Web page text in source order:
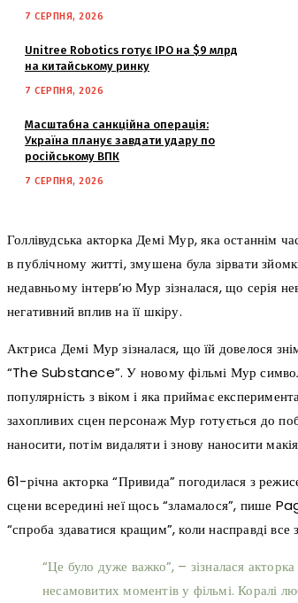
7 СЕРПНЯ, 2026
Unitree Robotics готує IPO на $9 млрд
на китайському ринку
7 СЕРПНЯ, 2026
Масштабна санкційна операція:
Україна планує завдати удару по
російському ВПК
7 СЕРПНЯ, 2026
Голлівудська акторка Демі Мур, яка останнім
в публічному житті, змушена була зірвати
недавньому інтерв’ю Мур зізналася, що серія
негативний вплив на її шкіру.
Актриса Демі Мур зізналася, що їй довелося
“The Substance”. У новому фільмі Мур
популярність з віком і яка приймає
захопливих сцен персонаж Мур готується до
наносити, потім видаляти і знову наносити
61-річна акторка “Привида” погодилася з
сцени всередині неї щось “зламалося”, пише
“спроба здаватися кращим”, коли насправді
“Це було дуже важко”, – зізналася
несамовитих моментів у фільмі. Коралі